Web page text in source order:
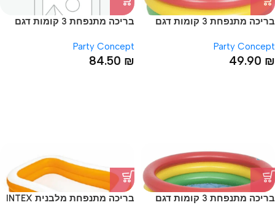
בריכה מתנפחת 3 קומות דגם
25*86
Party Concept
49.90 ₪
בריכה מתנפחת 3 קומות דגם
29*150
Party Concept
84.50 ₪
בריכה מתנפחת 3 קומות דגם
בריכה מתנפחת מלבנית INTEX